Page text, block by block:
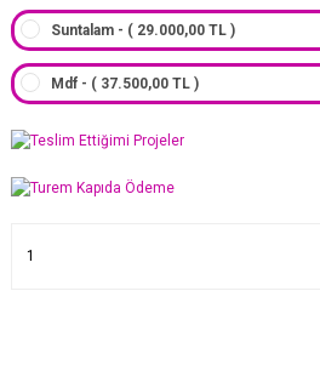
Suntalam - ( 29.000,00 TL )
Mdf - ( 37.500,00 TL )